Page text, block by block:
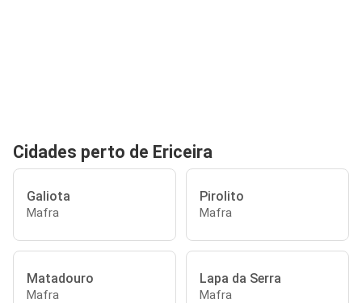
Cidades perto de Ericeira
Galiota
Mafra
Pirolito
Mafra
Matadouro
Mafra
Lapa da Serra
Mafra